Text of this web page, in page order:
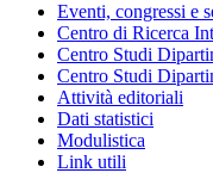
Eventi, congressi e
Centro di Ricerca
Centro Studi
Centro Studi
Attività editoriali
Dati statistici
Modulistica
Link utili